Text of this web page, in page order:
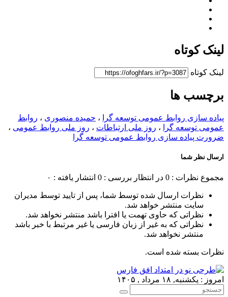
لینک کوتاه
لینک کوتاه
برچسب ها
پیاده سازی روابط عمومی توسعه گرا ، حمیده منصوری ، روابط
عمومی توسعه گرا
، روز ملی ارتباطات ، روز ملی روابط عمومی ،
ضرورت پیاده سازی روابط عمومی توسعه گرا
ارسال نظر شما
مجموع نظرات : 0 در انتظار بررسی : 0 انتشار یافته : ۰
نظرات ارسال شده توسط شما، پس از تایید توسط مدیران
سایت منتشر خواهد شد.
نظراتی که حاوی تهمت یا افترا باشد منتشر نخواهد شد.
نظراتی که به غیر از زبان فارسی یا غیر مرتبط با خبر باشد
منتشر نخواهد شد.
نظرات بسته شده است.
امروز : یکشنبه, ۱۸ مرداد , ۱۴۰۵